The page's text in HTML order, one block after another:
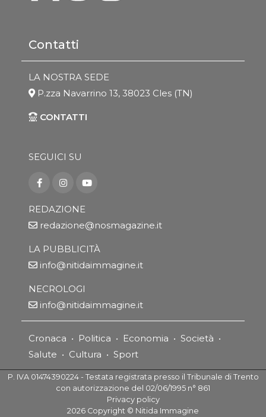
Contatti
LA NOSTRA SEDE
P.zza Navarrino 13, 38023 Cles (TN)
CONTATTI
SEGUICI SU
REDAZIONE
redazione@nosmagazine.it
LA PUBBLICITÀ
info@nitidaimmagine.it
NECROLOGI
info@nitidaimmagine.it
Cronaca • Politica • Economia • Società •
Salute • Cultura • Sport
P. IVA 01474390224 - Testata registrata presso il Tribunale di Trento
con autorizzazione del 02/06/1995 n° 861
Privacy policy
2026 Copyright © Nitida Immagine